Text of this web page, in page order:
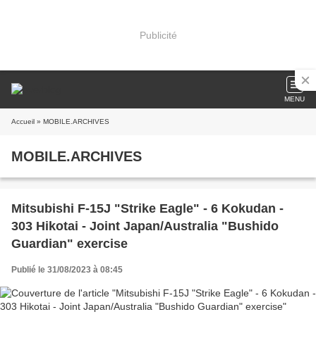
Publicité
MENU
Accueil » MOBILE.ARCHIVES
MOBILE.ARCHIVES
Mitsubishi F-15J "Strike Eagle" - 6 Kokudan -
303 Hikotai - Joint Japan/Australia "Bushido
Guardian" exercise
Publié le 31/08/2023 à 08:45